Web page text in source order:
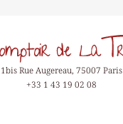
1bis Rue Augereau, 75007 Paris
+33 1 43 19 02 08